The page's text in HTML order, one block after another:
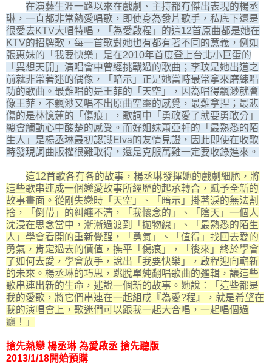
在演藝生涯一路以來在戲劇、主持都有傑出表現的楊丞
琳，一直都非常熱愛唱歌，即使身為發片歌手，私底下還是
很愛去KTV大唱特唱，「為愛啟程」的這12首原曲都是她在
KTV的招牌歌，每一首歌對她也有都有著不同的意義，例如
張惠妹的「我要快樂」是在2010年首度登上台北小巨蛋的
「異想天開」演唱會中曾經挑戰過的歌曲；李玟是她出道之
前就非常著迷的偶像，「暗示」正是她當時最常拿來磨練唱
功的歌曲。最難唱的是王菲的「天空」，因為唱得飄渺就會
像王菲，不飄渺又唱不出原曲空靈的感覺，最難拿捏；最悲
傷的是林憶蓮的「傷痕」，歌詞中「勇敢愛了就要勇敢分」
總會觸動心中酸楚的感受。而好姐妹蕭亞軒的「最熟悉的陌
生人」是楊丞琳最初認識Elva的友情見證，因此即使在收歌
時發現詞曲版權很難取得，還是克服萬難一定要收錄進來。
這12首歌各有各的故事，楊丞琳發揮她的戲劇細胞，將
這些歌串連成一個戀愛故事所經歷的起承轉合，賦予全新的
故事畫面。從剛失戀時「天空」、「暗示」掛著淚的無法割
捨，「倒帶」的糾纏不清，「我懷念的」、「陰天」一個人
沈浸在思念當中，漸漸過渡到「拋物線」、「最熟悉的陌生
人」學會看開的重新覺醒，「勇氣」、「值得」找回去愛的
勇氣，肯定過去的價值，撫平「傷痕」，「後來」終於學會
了如何去愛，學會放手，說出「我要快樂」，啟程迎向嶄新
的未來。楊丞琳的巧思，跳脫單純翻唱歌曲的邏輯，讓這些
歌串連出新的生命，述說一個新的故事。她說：「這些都是
我的愛歌，將它們串連在一起組成『為愛?程』，就是希望在
我的演唱會上，歌迷們可以跟我一起大合唱，一起唱個過
癮！」
搶先熱戀 楊丞琳 為愛啟丞 搶先聽版
2013/1/18開始預購